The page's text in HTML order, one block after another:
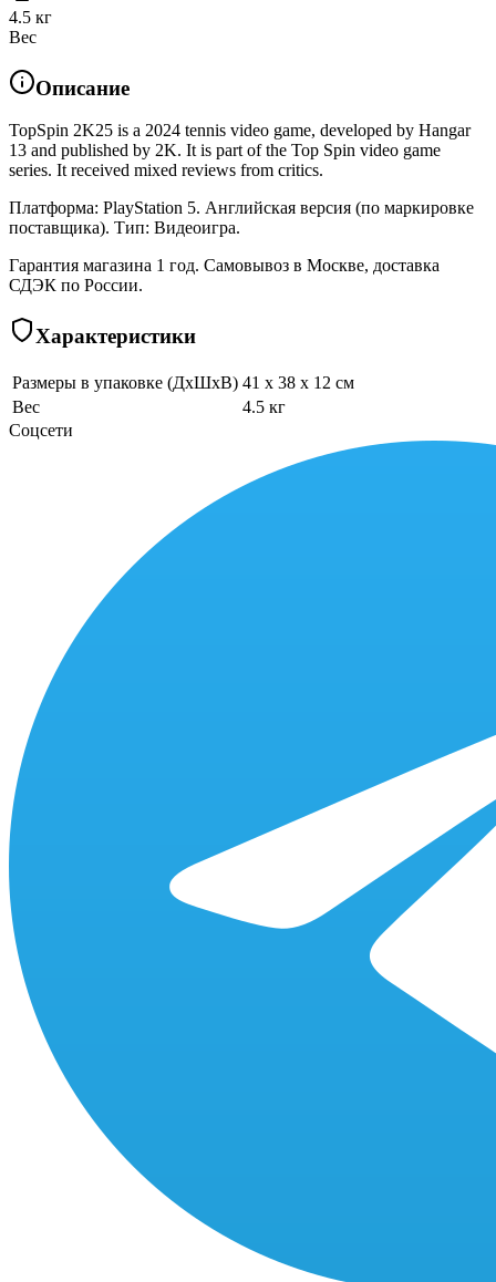
4.5 кг
Вес
Описание
TopSpin 2K25 is a 2024 tennis video game, developed by Hangar
13 and published by 2K. It is part of the Top Spin video game
series. It received mixed reviews from critics.
Платформа: PlayStation 5. Английская версия (по маркировке
поставщика). Тип: Видеоигра.
Гарантия магазина 1 год. Самовывоз в Москве, доставка
СДЭК по России.
Характеристики
Размеры в упаковке (ДхШхВ) 41 x 38 x 12 см
Вес
4.5 кг
Соцсети